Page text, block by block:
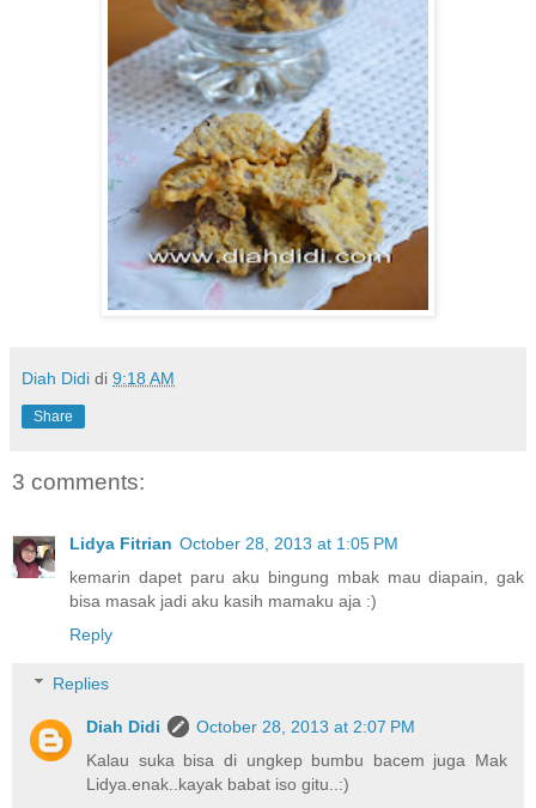
Diah Didi di 9:18 AM
Share
3 comments:
Lidya Fitrian October 28, 2013 at 1:05 PM
kemarin dapet paru aku bingung mbak mau diapain, gak
bisa masak jadi aku kasih mamaku aja :)
Reply
Replies
Diah Didi
October 28, 2013 at 2:07 PM
Kalau suka bisa di ungkep bumbu bacem juga Mak
Lidya.enak..kayak babat iso gitu..:)